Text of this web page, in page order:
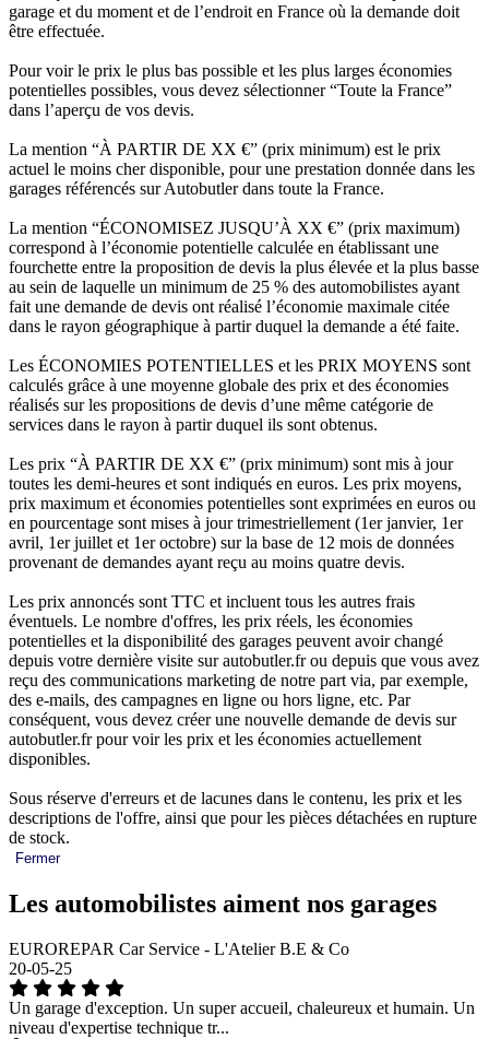
garage et du moment et de l’endroit en France où la demande doit
être effectuée.
Pour voir le prix le plus bas possible et les plus larges économies
potentielles possibles, vous devez sélectionner “Toute la France”
dans l’aperçu de vos devis.
La mention “À PARTIR DE XX €” (prix minimum) est le prix
actuel le moins cher disponible, pour une prestation donnée dans les
garages référencés sur Autobutler dans toute la France.
La mention “ÉCONOMISEZ JUSQU’À XX €” (prix maximum)
correspond à l’économie potentielle calculée en établissant une
fourchette entre la proposition de devis la plus élevée et la plus basse
au sein de laquelle un minimum de 25 % des automobilistes ayant
fait une demande de devis ont réalisé l’économie maximale citée
dans le rayon géographique à partir duquel la demande a été faite.
Les ÉCONOMIES POTENTIELLES et les PRIX MOYENS sont
calculés grâce à une moyenne globale des prix et des économies
réalisés sur les propositions de devis d’une même catégorie de
services dans le rayon à partir duquel ils sont obtenus.
Les prix “À PARTIR DE XX €” (prix minimum) sont mis à jour
toutes les demi-heures et sont indiqués en euros. Les prix moyens,
prix maximum et économies potentielles sont exprimées en euros ou
en pourcentage sont mises à jour trimestriellement (1er janvier, 1er
avril, 1er juillet et 1er octobre) sur la base de 12 mois de données
provenant de demandes ayant reçu au moins quatre devis.
Les prix annoncés sont TTC et incluent tous les autres frais
éventuels. Le nombre d'offres, les prix réels, les économies
potentielles et la disponibilité des garages peuvent avoir changé
depuis votre dernière visite sur autobutler.fr ou depuis que vous avez
reçu des communications marketing de notre part via, par exemple,
des e-mails, des campagnes en ligne ou hors ligne, etc. Par
conséquent, vous devez créer une nouvelle demande de devis sur
autobutler.fr pour voir les prix et les économies actuellement
disponibles.
Sous réserve d'erreurs et de lacunes dans le contenu, les prix et les
descriptions de l'offre, ainsi que pour les pièces détachées en rupture
de stock.
Fermer
Les automobilistes aiment nos garages
EUROREPAR Car Service - L'Atelier B.E & Co
20-05-25
Un garage d'exception. Un super accueil, chaleureux et humain. Un
niveau d'expertise technique tr...